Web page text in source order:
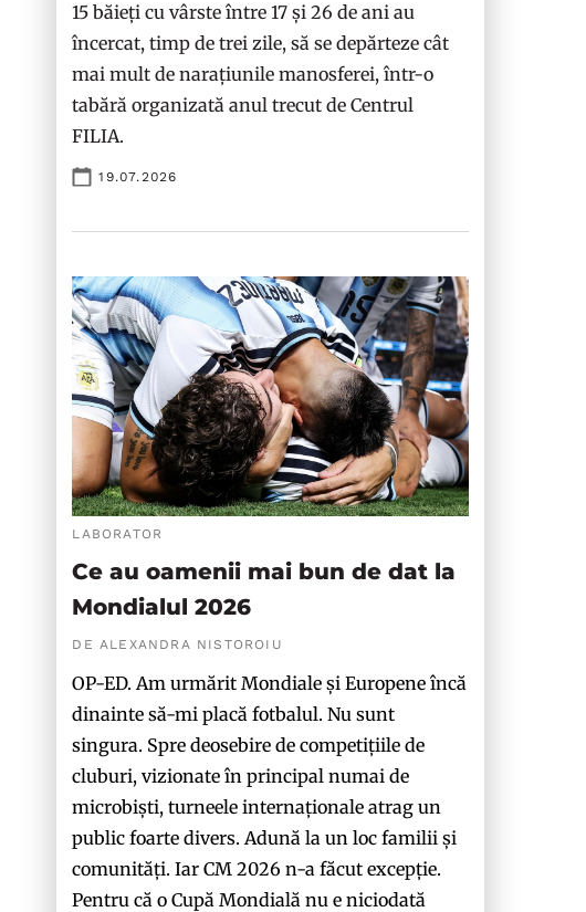
15 băieți cu vârste între 17 și 26 de ani au
încercat, timp de trei zile, să se depărteze cât
mai mult de narațiunile manosferei, într-o
tabără organizată anul trecut de Centrul
FILIA.
19.07.2026
LABORATOR
Ce au oamenii mai bun de dat la
Mondialul 2026
DE ALEXANDRA NISTOROIU
OP-ED. Am urmărit Mondiale și Europene încă
dinainte să-mi placă fotbalul. Nu sunt
singura. Spre deosebire de competițiile de
cluburi, vizionate în principal numai de
microbiști, turneele internaționale atrag un
public foarte divers. Adună la un loc familii și
comunități. Iar CM 2026 n-a făcut excepție.
Pentru că o Cupă Mondială nu e niciodată